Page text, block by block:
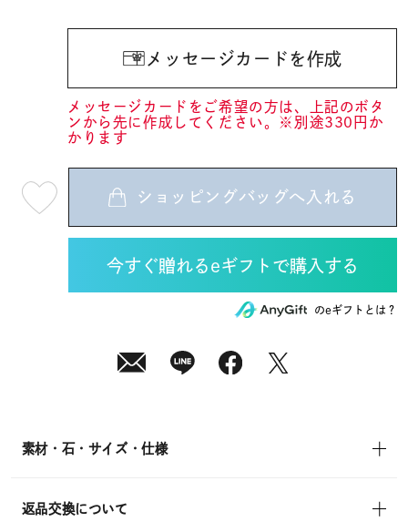
メッセージカードを作成
メッセージカードをご希望の方は、上記のボタ
ンから先に作成してください。※別途330円か
かります
08
月
ショッピングバッグへ入れる
のeギフトとは？
素材・石・サイズ・仕様
返品交換について